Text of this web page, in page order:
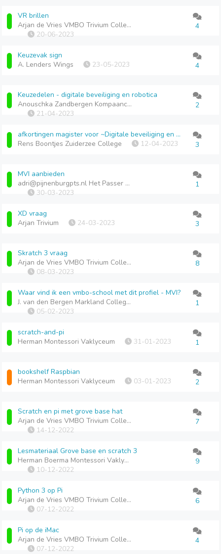
VR brillen
Arjan de Vries VMBO Trivium College
20-06-2023
4
Keuzevak sign
A. Lenders Wings
23-05-2023 4
Keuzedelen - digitale beveiliging en robotica
Anouschka Zandbergen Kompaancollege
21-04-2023
2
afkortingen magister voor ~Digitale beveiliging en Idee ontwikkeling
Rens Boontjes Zuiderzee College
12-04-2023 3
MVI aanbieden
adri@pijnenburgpts.nl Het Passer College Rotterdam
30-03-2023
1
XD vraag
Arjan Trivium
24-03-2023 3
Skratch 3 vraag
Arjan de Vries VMBO Trivium College
08-03-2023
8
Waar vind ik een vmbo-school met dit profiel - MVI?
J. van den Bergen Markland College Zevenbergen
05-02-2023
1
scratch-and-pi
Herman Montessori Vaklyceum
31-01-2023 1
bookshelf Raspbian
Herman Montessori Vaklyceum
03-01-2023 2
Scratch en pi met grove base hat
Arjan de Vries VMBO Trivium College
14-12-2022
7
Lesmateriaal Grove base en scratch 3
Herman Boerma Montessori Vaklyceum
10-12-2022
9
Python 3 op Pi
Arjan de Vries VMBO Trivium College
07-12-2022
6
Pi op de iMac
Arjan de Vries VMBO Trivium College
07-12-2022
4